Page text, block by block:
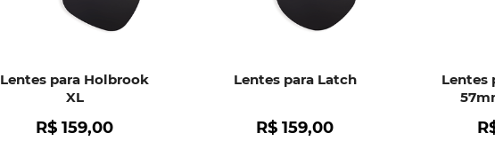
Lentes para Holbrook
XL
R$ 159,00
Lentes para Latch
R$ 159,00
Lentes